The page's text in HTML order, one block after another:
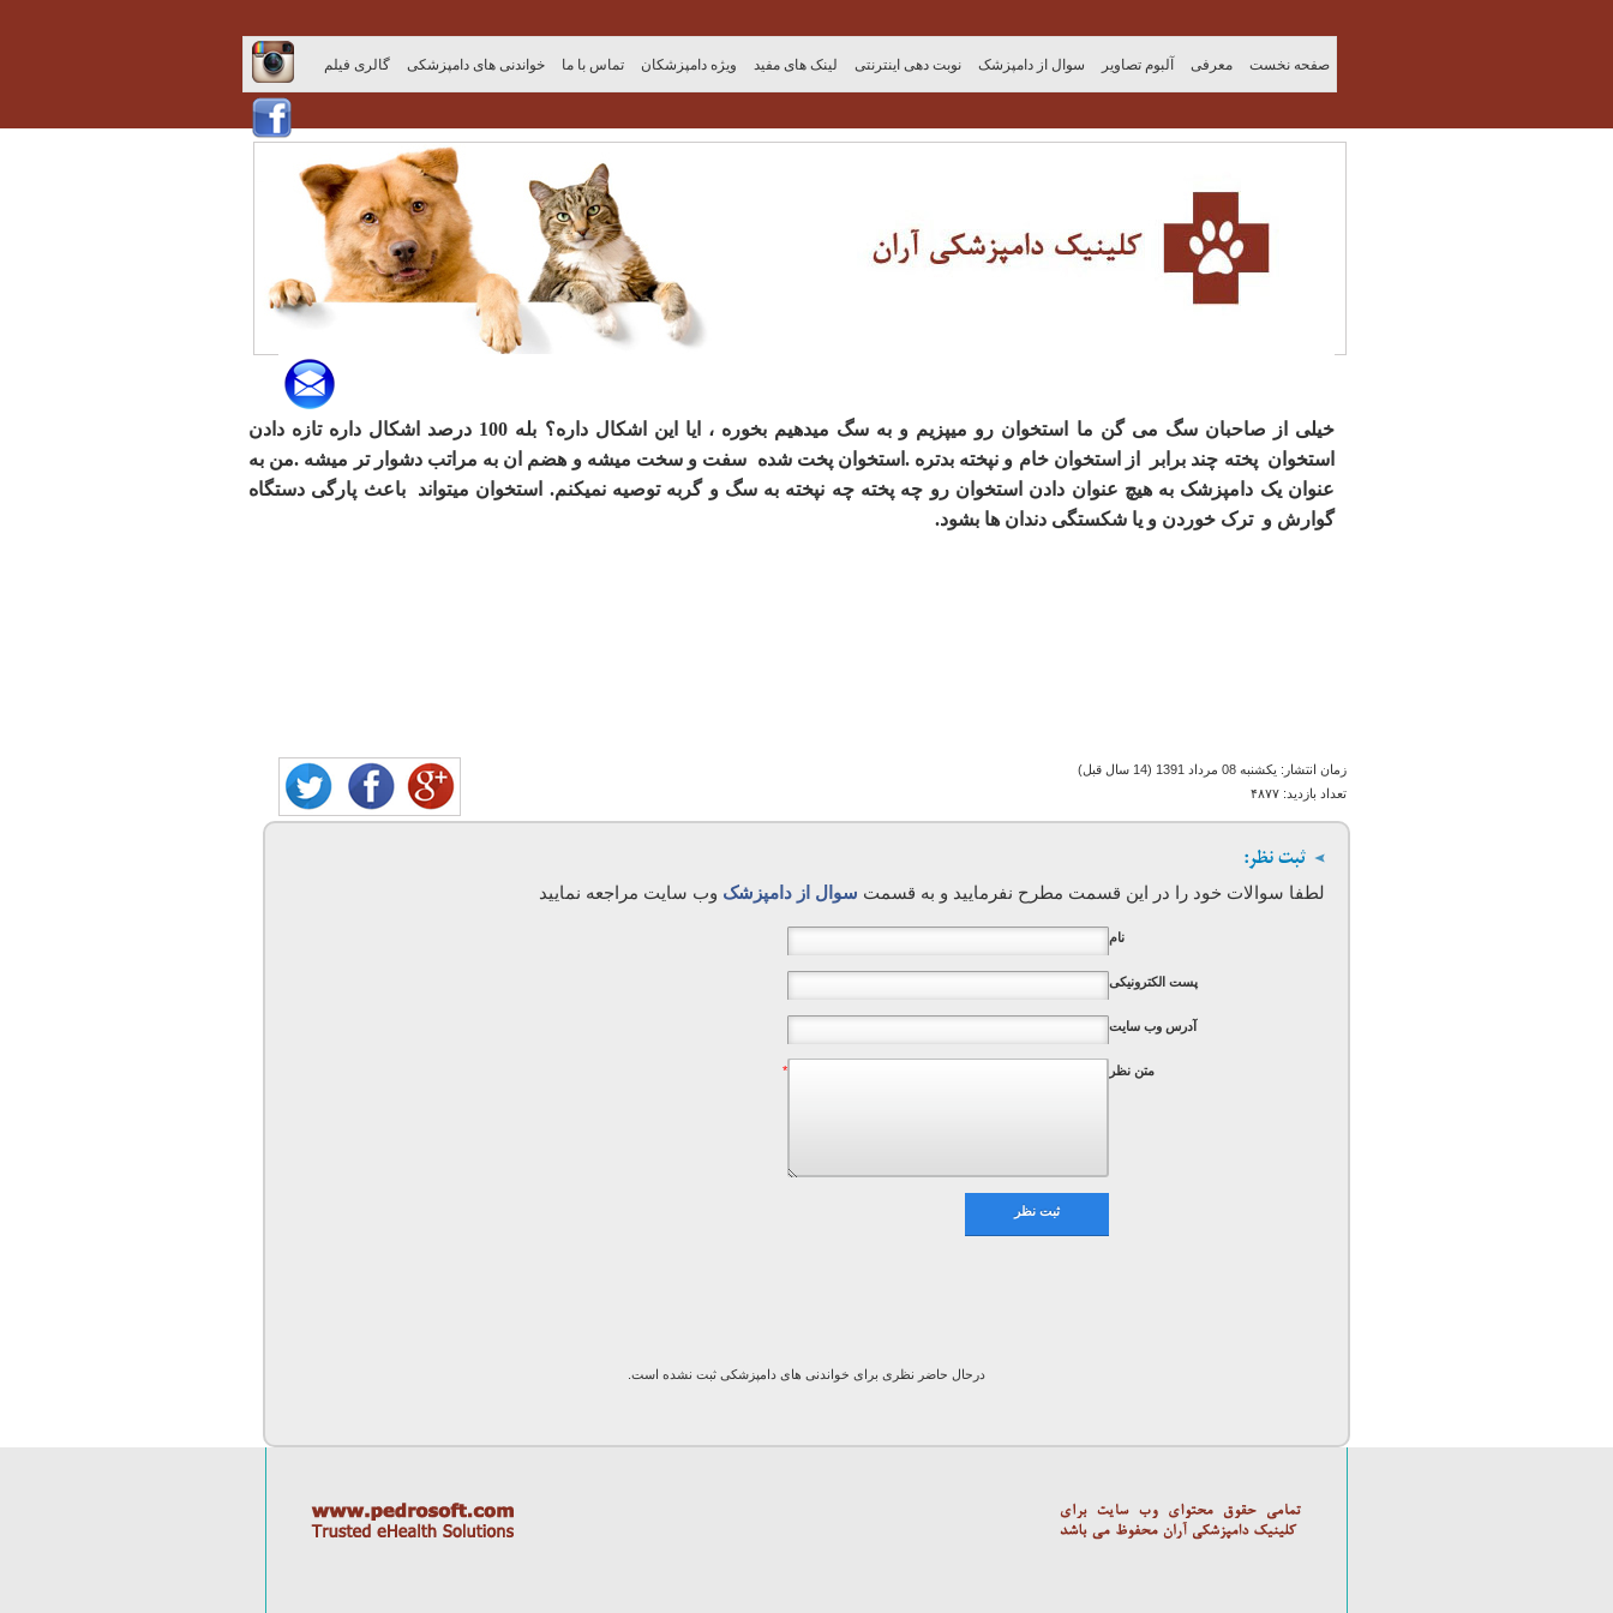
صفحه نخست معرفی آلبوم تصاویر سوال از دامپزشک نوبت دهی اینترنتی لینک های مفید ویژه دامپزشکان تماس با ما خواندنی های دامپزشکی گالری فیلم
خیلی از صاحبان سگ می گن ما استخوان رو میپزیم و به سگ میدهیم بخوره ، ایا این اشکال داره؟ بله 100 درصد اشکال داره تازه دادن
استخوان پخته چند برابر از استخوان خام و نپخته بدتره .استخوان پخت شده سفت و سخت میشه و هضم ان به مراتب دشوار تر میشه .من به
عنوان یک دامپزشک به هیچ عنوان دادن استخوان رو چه پخته چه نپخته به سگ و گربه توصیه نمیکنم. استخوان میتواند باعث پارگی دستگاه
گوارش و ترک خوردن و یا شکستگی دندان ها بشود.
زمان انتشار: يكشنبه 08 مرداد 1391 (14 سال قبل)
تعداد بازدید: ۴۸۷۷
لطفا سوالات خود را در این قسمت مطرح نفرمایید و به قسمت سوال از دامپزشک وب سایت مراجعه نمایید
نام
پست الکترونیکی
آدرس وب سایت
متن نظر *
ثبت نظر
درحال حاضر نظری برای خواندنی های دامپزشکی ثبت نشده است.